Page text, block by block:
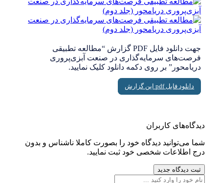
جهت دانلود فایل PDF گزارش “مطالعه تطبیقی
فرصت‌های سرمایه‌گذاری در صنعت آبزی‌پروری
دریامحور” بر روی دکمه دانلود کلیک نمایید.
دانلود فایل pdf این گزارش
دیدگاه‌های کاربران
شما می‌توانید دیدگاه خود را بصورت کاملا ناشناس و بدون
درج اطلاعات شخصی خود ثبت نمایید.
ثبت دیدگاه جدید